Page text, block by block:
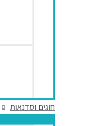
חוגים וסדנאות